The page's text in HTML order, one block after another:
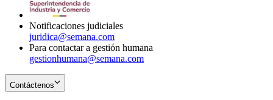
Notificaciones judiciales
juridica@semana.com
Para contactar a gestión humana
gestionhumana@semana.com
Contáctenos